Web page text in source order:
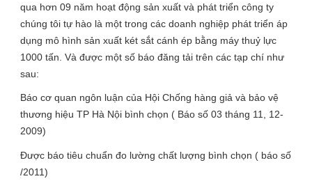
qua hơn 09 năm hoạt động sản xuất và phát triển công ty
chúng tôi tự hào là một trong các doanh nghiệp phát triển áp
dụng mô hình sản xuất két sắt cánh ép bằng máy thuỷ lực
1000 tấn. Và được một số báo đăng tải trên các tạp chí như
sau:
Báo cơ quan ngôn luận của Hội Chống hàng giả và bảo vệ
thương hiệu TP Hà Nội bình chọn ( Báo số 03 tháng 11, 12-
2009)
Được báo tiêu chuẩn đo lường chất lượng bình chọn ( báo số
/2011)